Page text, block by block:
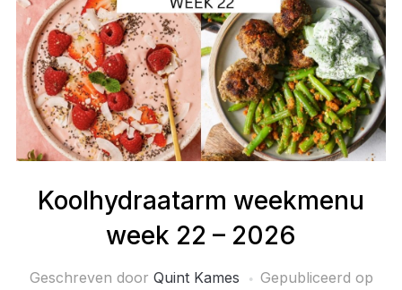
Koolhydraatarm weekmenu
week 22 – 2026
Geschreven door Quint Kames
Gepubliceerd op